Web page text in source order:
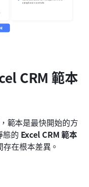
CRM 範本
範本是最快開始的方
態的 Excel CRM 範本
在根本差異。